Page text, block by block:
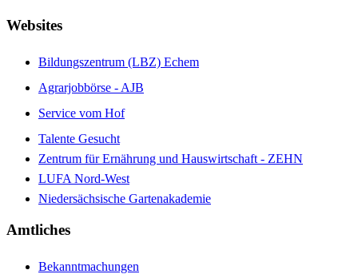
Websites
Bildungszentrum (LBZ) Echem
Agrarjobbörse - AJB
Service vom Hof
Talente Gesucht
Zentrum für Ernährung und Hauswirtschaft - ZEHN
LUFA Nord-West
Niedersächsische Gartenakademie
Amtliches
Bekanntmachungen